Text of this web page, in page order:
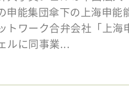
申能集団傘下の上海申能
トワーク合弁会社「上
ルに同事業...